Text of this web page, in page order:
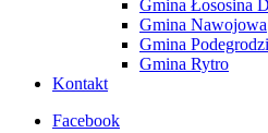
Gmina Łososina
Gmina Nawojowa
Gmina
Gmina Rytro
Kontakt
Facebook